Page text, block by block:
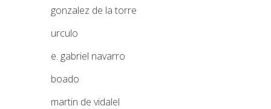
gonzalez de la torre
urculo
e. gabriel navarro
boado
martin de vidalel